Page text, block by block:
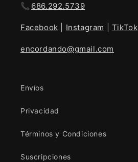
📞 686.292.5739
Facebook Instagram TikTok
encordando@gmail.com
Envíos
Privacidad
Términos y Condiciones
Suscripciones